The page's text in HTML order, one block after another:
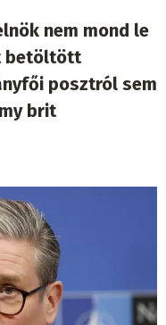
nem mond le
betöltött
posztról sem
brit